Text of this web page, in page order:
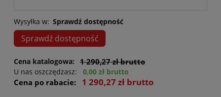
Wysyłka w: Sprawdź dostępność
Sprawdź dostępność
Cena katalogowa: 1 290,27 zł brutto
U nas oszczędzasz: 0,00 zł brutto
Cena po rabacie: 1 290,27 zł brutto